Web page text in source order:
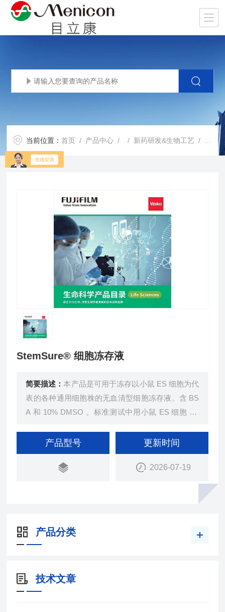
当前位置：首页 / 产品中心 / / 新药研发&生物工艺 / StemSure® 细胞冻存液
StemSure® 细胞冻存液
简要描述：本产品是可用于冻存以小鼠 ES 细胞为代
表的各种通用细胞株的无血清型细胞冻存液。含 BS
A 和 10% DMSO 。标准测试中用小鼠 ES 细胞 D3
冻存法冻存细胞，无需使用程序降温盒。
产品型号 更新时间
2026-07-19
产品分类
技术文章